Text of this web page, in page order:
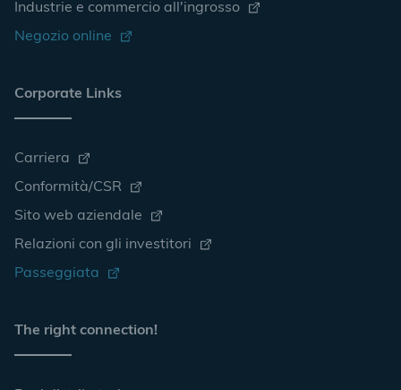
Industrie e commercio all'ingrosso
Negozio online
Corporate Links
Carriera
Conformità/CSR
Sito web aziendale
Relazioni con gli investitori
Passeggiata
The right connection!